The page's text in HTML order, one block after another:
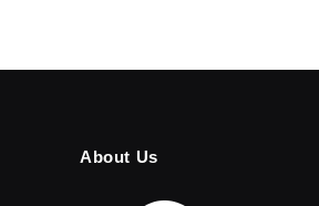
About Us